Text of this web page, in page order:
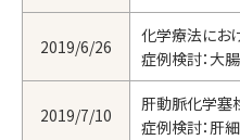
2019/6/26
化学療法にお
症例検討：大
2019/7/10
肝動脈化学塞
症例検討：肝